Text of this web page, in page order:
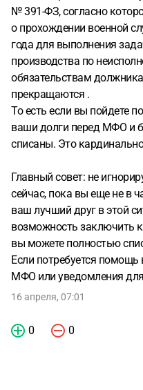
№ 391-ФЗ, согласно
о прохождении военной
года для выполнения
производства по
обязательствам
прекращаются .
То есть если вы пойдете
ваши долги перед МФО и
списаны. Это
Главный совет: не
сейчас, пока вы еще не в
ваш лучший друг в этой
возможность заключить
вы можете полностью
Если потребуется помощь
МФО или уведомления
16 апреля, 07:01
0 0